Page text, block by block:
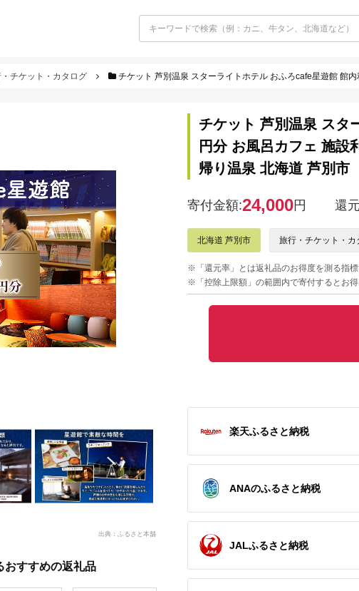
チケット・カタログ チケット 芦別温泉 スターライトホテル おふろcafe星遊館 館内利用券
出典：ふるさと本舗
おすすめの返礼品
チケット 芦別温泉 スタ
円分 お風呂カフェ 施設
帰り温泉 北海道 芦別市
寄付金額:24,000円 還
北海道 芦別市 旅行・チケット・カ
※「還元率」とは返礼品のお得度を測る指
※「控除上限額」の範囲内で寄付するとお
楽天ふるさと納税
ANAのふるさと納税
JALふるさと納税